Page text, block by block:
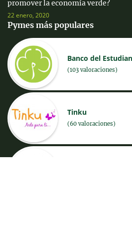
promover la economía verde?
22 enero, 2020
Pymes más populares
Banco del
(103 valoraciones)
Tinku
(60 valoraciones)